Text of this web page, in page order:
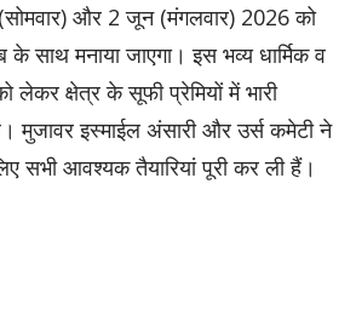
और 2 जून (मंगलवार) 2026 को
साथ मनाया जाएगा। इस भव्य धार्मिक व
क्षेत्र के सूफी प्रेमियों में भारी
मुजावर इस्माईल अंसारी और उर्स कमेटी ने
सभी आवश्यक तैयारियां पूरी कर ली हैं।